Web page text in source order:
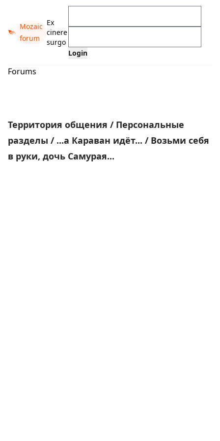
Mozaic
forum
Ex
cinere
surgo
Forums
Территория общения / Персональные
разделы / ...а Караван идёт... / Возьми себя
в руки, дочь Самурая...